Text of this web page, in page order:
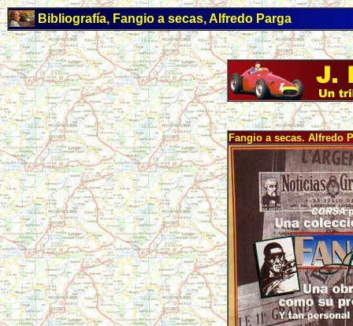
Bibliografía, Fangio a secas, Alfredo Parga
Fangio a secas. Alfredo